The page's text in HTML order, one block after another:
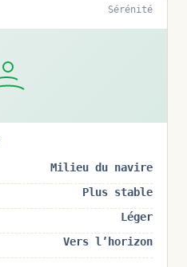
Sérénité
Milieu du navire
Plus stable
Léger
Vers l’horizon